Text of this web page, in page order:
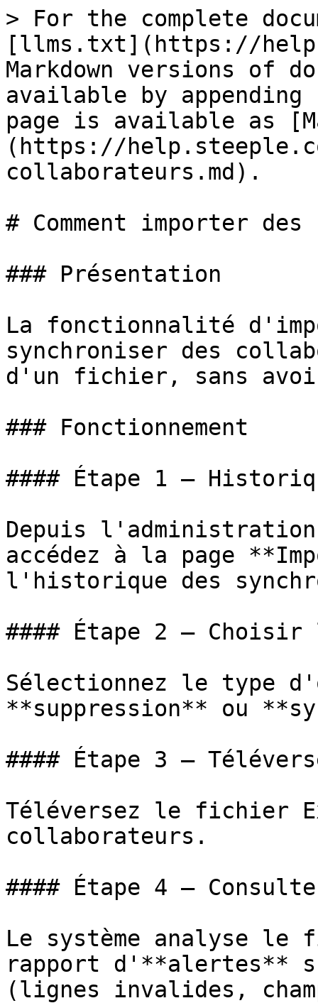
> For the complete
[llms.txt](https://
Markdown versions of
available by
page is available as
(https://
collaborateurs.md).
# Comment importer
### Présentation
La fonctionnalité
synchroniser des
d'un fichier, sans
### Fonctionnement
#### Étape 1 —
Depuis
accédez à la page
l'historique des
#### Étape 2 —
Sélectionnez le type
**suppression** ou
#### Étape 3 —
Téléversez le fichier
collaborateurs.
#### Étape 4 —
Le système analyse
rapport d'**alertes**
(lignes invalides,